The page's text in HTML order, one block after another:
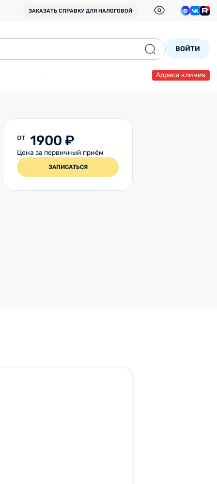
ЗАКАЗАТЬ СПРАВКУ ДЛЯ НАЛОГОВОЙ
ВОЙТИ
Адреса клиник
от 1900 ₽
Цена за первичный приём
ЗАПИСАТЬСЯ